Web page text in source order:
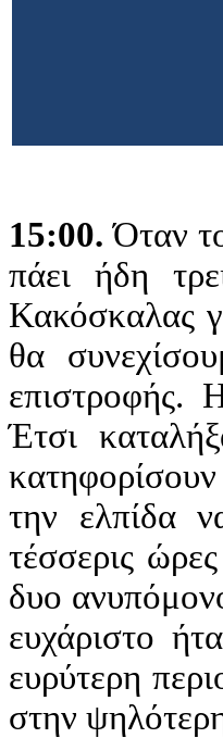
15:00. Όταν
πάει ήδη
Κακόσκαλας
θα
επιστροφής.
Έτσι
την ελπίδα
τέσσερις
δυο
ευχάριστο
ευρύτερη
στην